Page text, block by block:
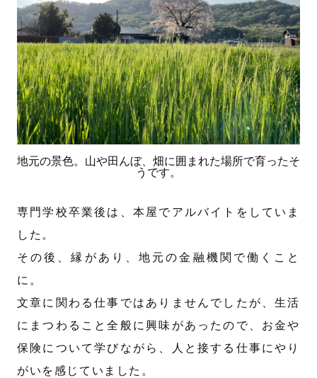
地元の景色。山や田んぼ、畑に囲まれた場所で育ったそ
うです。
専門学校卒業後は、本屋でアルバイトをしていま
した。
その後、縁があり、地元の金融機関で働くこと
に。
文章に関わる仕事ではありませんでしたが、生活
にまつわること全般に興味があったので、お金や
保険について学びながら、人と接する仕事にやり
がいを感じていました。